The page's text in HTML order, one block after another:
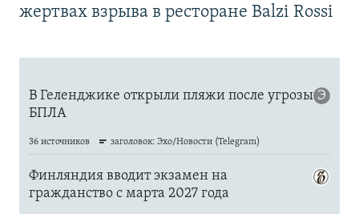
жертвах взрыва в ресторане Balzi Rossi